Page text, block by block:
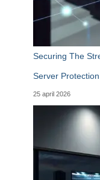
Securing The
Server Protection
25 april 2026